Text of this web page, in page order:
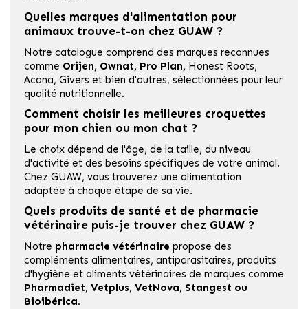
Quelles marques d'alimentation pour
animaux trouve-t-on chez GUAW ?
Notre catalogue comprend des marques reconnues
comme Orijen, Ownat, Pro Plan, Honest Roots,
Acana, Givers et bien d'autres, sélectionnées pour leur
qualité nutritionnelle.
Comment choisir les meilleures croquettes
pour mon chien ou mon chat ?
Le choix dépend de l'âge, de la taille, du niveau
d'activité et des besoins spécifiques de votre animal.
Chez GUAW, vous trouverez une alimentation
adaptée à chaque étape de sa vie.
Quels produits de santé et de pharmacie
vétérinaire puis-je trouver chez GUAW ?
Notre pharmacie vétérinaire propose des
compléments alimentaires, antiparasitaires, produits
d'hygiène et aliments vétérinaires de marques comme
Pharmadiet, Vetplus, VetNova, Stangest ou
Bioibérica.